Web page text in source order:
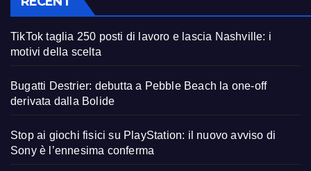
TikTok taglia 250 posti di lavoro e lascia Nashville: i
motivi della scelta
Bugatti Destrier: debutta a Pebble Beach la one-off
derivata dalla Bolide
Stop ai giochi fisici su PlayStation: il nuovo avviso di
Sony è l’ennesima conferma